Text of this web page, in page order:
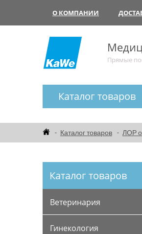
О КОМПАНИИ
Прямые
Каталог товаров
Каталог товаров ЛОР
Каталог товаров
Ветеринария
Гинекология